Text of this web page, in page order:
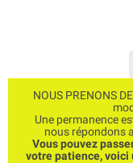
NOUS PRENONS
Une permanence
nous répondons
Vous pouvez
votre patience, voici